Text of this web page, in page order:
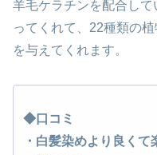
羊毛ケラチンを配合し
ってくれて、22種類の
を与えてくれます。
◆口コミ
・白髪染めより良くて